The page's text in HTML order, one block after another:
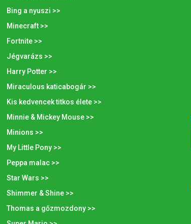
Bing a nyuszi >>
Minecraft >>
Fortnite >>
Jégvarázs >>
Harry Potter >>
Miraculous katicabogár >>
Kis kedvencek titkos élete >>
Minnie & Mickey Mouse >>
Minions >>
My Little Pony >>
Peppa malac >>
Star Wars >>
Shimmer & Shine >>
Thomas a gőzmozdony >>